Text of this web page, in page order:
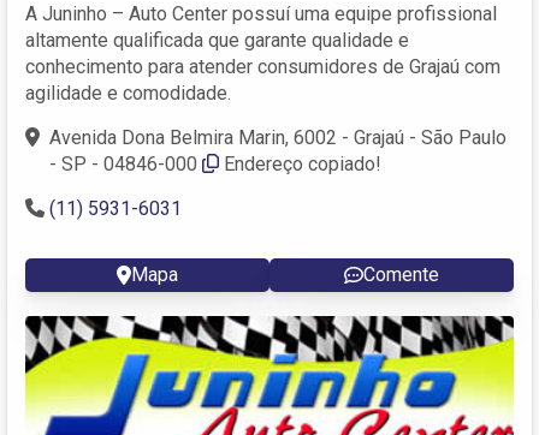
A Juninho – Auto Center possuí uma equipe profissional
altamente qualificada que garante qualidade e
conhecimento para atender consumidores de Grajaú com
agilidade e comodidade.
Avenida Dona Belmira Marin, 6002 - Grajaú - São Paulo
- SP - 04846-000
Endereço copiado!
(11) 5931-6031
Mapa Comente